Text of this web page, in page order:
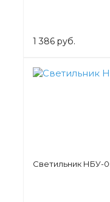
1 386 руб.
Светильник НБУ-